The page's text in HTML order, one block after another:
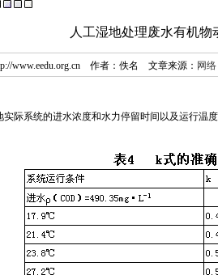
人工湿地处理废水有机物
www.eedu.org.cn 作者：佚名 文章来源： 网络
系统的进水浓度和水力停留时间以及运行温